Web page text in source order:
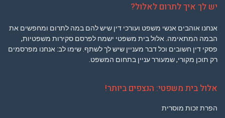
יש לך איך לתרום לאלול?
אנחנו אוהבים אנשי משפט ועורכי דין שיש להם במה לתרום ומחפשים את
הבמה המתאימה. אלול בית משפטי ישמח לפרסם סקירות משפטיות,
פסקי דין חשובים וכל דבר מעניין שיש לך לשתף. שימו לב: אנחנו מפרסמים
רק תוכן מקורי, שמעורר עניין בתחום המשפט.
אלול בית משפטי: הנצפים ביותר!
הפרת זכות מוסרית